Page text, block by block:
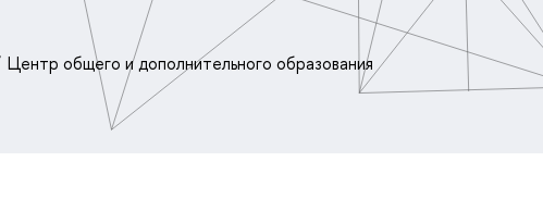
Центр общего и дополнительного образования